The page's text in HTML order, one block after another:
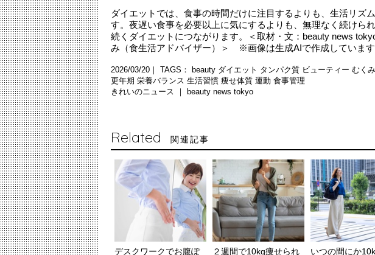
ダイエットでは、食事の時間だけに注目するよりも、生活リズ
す。夜遅い食事を必要以上に気にするよりも、無理なく続けら
続くダイエットにつながります。＜取材・文：beauty news
み（食生活アドバイザー）＞ ※画像は生成AIで作成しています
2026/03/20｜ TAGS： beauty ダイエット タンパク質 ビューティー むくみ
更年期 栄養バランス 生活習慣 痩せ体質 運動 食事管理
きれいのニュース ｜
beauty news tokyo
Related 関連記事
デスクワークでお腹ぽ
２週間で10kg痩せられ
いつの間にか